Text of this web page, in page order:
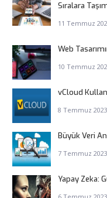
Sıralara
11 Temmuz
Web
10 Temmuz
vCloud
8 Temmuz 2023
Büyük Veri
7 Temmuz 2023
Yapay Zeka: